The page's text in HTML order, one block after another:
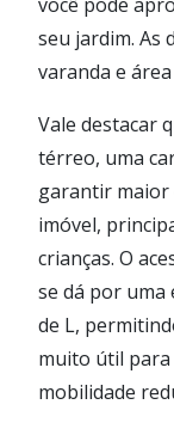
seu jardim. As
varanda e
Vale destacar
térreo, uma
garantir maior
imóvel,
crianças. O
se dá por uma
de L,
muito útil para
mobilidade